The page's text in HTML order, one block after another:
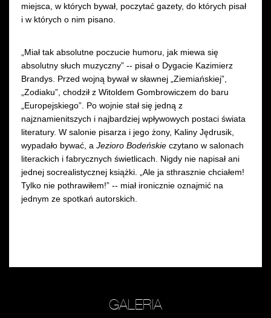
miejsca, w których bywał, poczytać gazety, do których pisał
i w których o nim pisano.
„Miał tak absolutne poczucie humoru, jak miewa się
absolutny słuch muzyczny” -- pisał o Dygacie Kazimierz
Brandys. Przed wojną bywał w sławnej „Ziemiańskiej”,
„Zodiaku”, chodził z Witoldem Gombrowiczem do baru
„Europejskiego”. Po wojnie stał się jedną z
najznamienitszych i najbardziej wpływowych postaci świata
literatury. W salonie pisarza i jego żony, Kaliny Jędrusik,
wypadało bywać, a Jezioro Bodeńskie czytano w salonach
literackich i fabrycznych świetlicach. Nigdy nie napisał ani
jednej socrealistycznej książki. „Ale ja sthrasznie chciałem!
Tylko nie pothrawiłem!” -- miał ironicznie oznajmić na
jednym ze spotkań autorskich.
GALERIA